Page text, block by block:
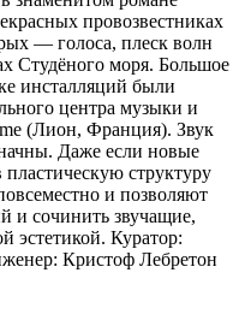
провозвестниках
— голоса, плеск волн
Студёного моря. Большое
инсталляций были
центра музыки и
(Лион, Франция). Звук
Даже если новые
структуру
и позволяют
и сочинить звучащие,
эстетикой. Куратор:
Кристоф Лебретон